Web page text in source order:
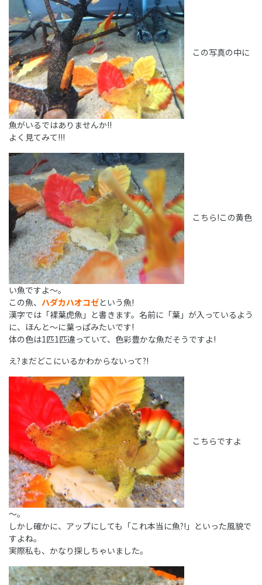
この写真の中に
魚がいるではありませんか!!
よく見てみて!!!
こちら!この黄色
い魚ですよ～。
この魚、 ハダカハオコゼという魚!
漢字では「裸葉虎魚」と書きます。名前に「葉」が入っているよう
に、ほんと～に葉っぱみたいです!
体の色は1匹1匹違っていて、色彩豊かな魚だそうですよ!
え?まだどこにいるかわからないって?!
こちらですよ
～。
しかし確かに、アップにしても「これ本当に魚?!」といった風貌で
すよね。
実際私も、かなり探しちゃいました。